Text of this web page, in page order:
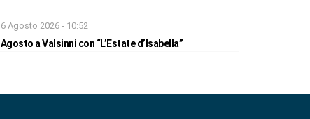
6 Agosto 2026 - 10:52
Agosto a Valsinni con “L’Estate d’Isabella”